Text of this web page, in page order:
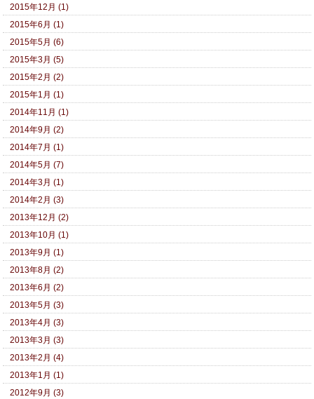
2015年12月 (1)
2015年6月 (1)
2015年5月 (6)
2015年3月 (5)
2015年2月 (2)
2015年1月 (1)
2014年11月 (1)
2014年9月 (2)
2014年7月 (1)
2014年5月 (7)
2014年3月 (1)
2014年2月 (3)
2013年12月 (2)
2013年10月 (1)
2013年9月 (1)
2013年8月 (2)
2013年6月 (2)
2013年5月 (3)
2013年4月 (3)
2013年3月 (3)
2013年2月 (4)
2013年1月 (1)
2012年9月 (3)